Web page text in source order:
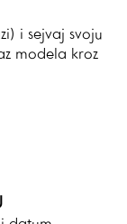
i sejvaj svoju
modela kroz